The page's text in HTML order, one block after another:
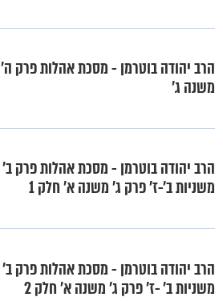
הרב יהודה בוטרמן - מסכת אהלות פרק ה'
משנה ג'
הרב יהודה בוטרמן - מסכת אהלות פרק ב'
משניות ב'-ז' פרק ג' משנה א' חלק 1
הרב יהודה בוטרמן - מסכת אהלות פרק ב'
משניות ב' -ז' פרק ג' משנה א' חלק 2